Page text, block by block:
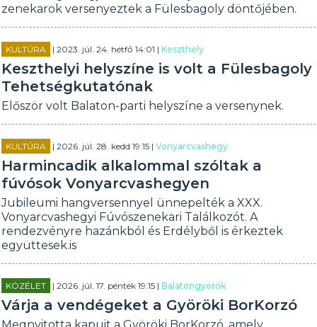
zenekarok versenyeztek a Fülesbagoly döntőjében.
KULTÚRA | 2023. júl. 24. hétfő 14:01 |Keszthely
Keszthelyi helyszíne is volt a Fülesbagoly
Tehetségkutatónak
Először volt Balaton-parti helyszíne a versenynek.
KULTÚRA | 2026. júl. 28. kedd 19:15 |Vonyarcvashegy
Harmincadik alkalommal szóltak a
fúvósok Vonyarcvashegyen
Jubileumi hangversennyel ünnepelték a XXX.
Vonyarcvashegyi Fúvószenekari Találkozót. A
rendezvényre hazánkból és Erdélyből is érkeztek
együttesek.is
KÖZÉLET | 2026. júl. 17. péntek 19:15 |Balatongyörök
Várja a vendégeket a Györöki BorKorzó